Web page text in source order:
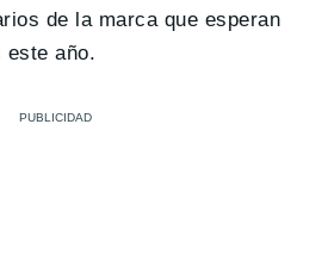
de la marca que esperan
este año.